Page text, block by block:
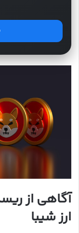
آگاهی از
ارز شیبا